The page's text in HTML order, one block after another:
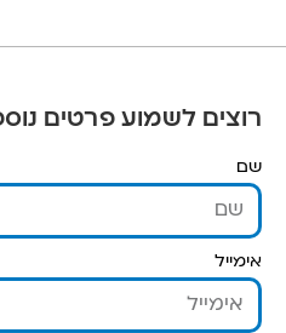
רוצים לשמוע פרטים
שם
אימייל